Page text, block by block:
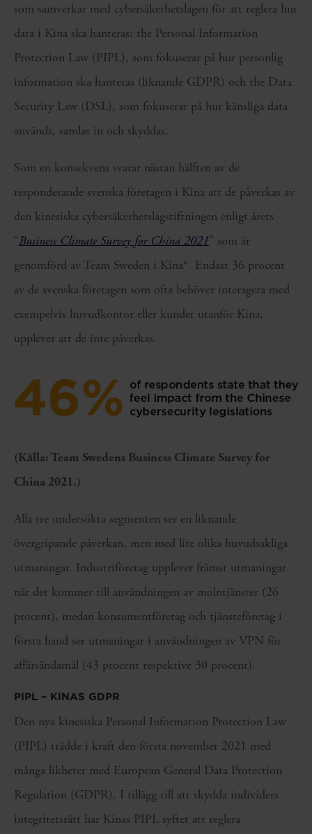
som samverkar med cybersäkerhetslagen för att reglera hur
data i Kina ska hanteras: the Personal Information
Protection Law (PIPL), som fokuserar på hur personlig
information ska hanteras (liknande GDPR) och the Data
Security Law (DSL), som fokuserar på hur känsliga data
används, samlas in och skyddas.
Som en konsekvens svarar nästan hälften av de
responderande svenska företagen i Kina att de påverkas av
den kinesiska cybersäkerhetslagstiftningen enligt årets
“Business Climate Survey for China 2021” som är
genomförd av Team Sweden i Kina*. Endast 36 procent
av de svenska företagen som ofta behöver interagera med
exempelvis huvudkontor eller kunder utanför Kina,
upplever att de inte påverkas.
(Källa: Team Swedens Business Climate Survey for
China 2021.)
Alla tre undersökta segmenten ser en liknande
övergripande påverkan, men med lite olika huvudsakliga
utmaningar. Industriföretag upplever främst utmaningar
när det kommer till användningen av molntjänster (26
procent), medan konsumentföretag och tjänsteföretag i
första hand ser utmaningar i användningen av VPN för
affärsändamål (43 procent respektive 30 procent).
PIPL – KINAS GDPR
Den nya kinesiska Personal Information Protection Law
(PIPL) trädde i kraft den första november 2021 med
många likheter med European General Data Protection
Regulation (GDPR). I tillägg till att skydda individers
integritetsrätt har Kinas PIPL syftet att reglera